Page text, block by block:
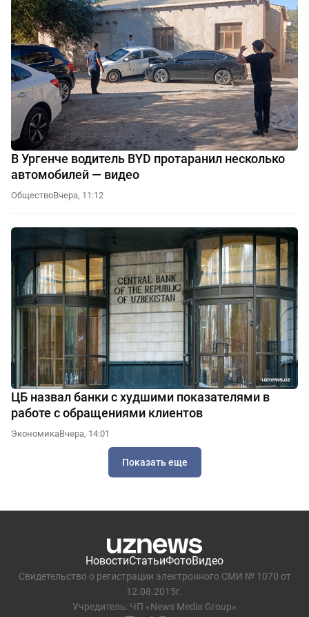
В Ургенче водитель BYD протаранил несколько
автомобилей — видео
ОбществоВчера, 11:12
ЦБ назвал банки с худшими показателями в
работе с обращениями клиентов
ЭкономикаВчера, 14:01
Показать еще
НовостиСтатьиФотоВидео
Свидетельство о регистрации электронного СМИ № 1070 от
12.08.2015г.
Учредитель: ЧП «News Media Group»